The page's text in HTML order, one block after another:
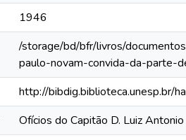
1946
/storage/bd/bfr/livros/
paulo-novam-convida-da-
http://bibdig.biblioteca.unesp.br/
Ofícios do Capitão D. Luiz